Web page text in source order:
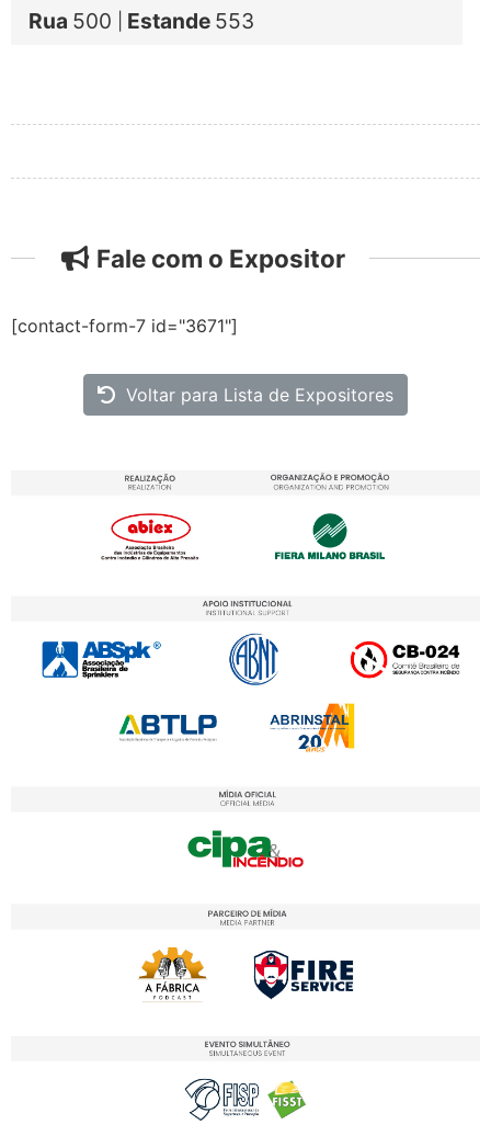
Rua 500 Estande 553
Fale com o Expositor
[contact-form-7 id="3671"]
Voltar para Lista de Expositores